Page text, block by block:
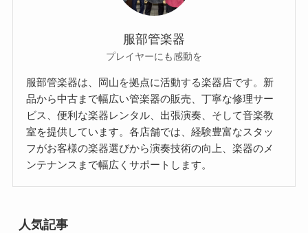
服部管楽器
プレイヤーにも感動を
服部管楽器は、岡山を拠点に活動する楽器店です。新
品から中古まで幅広い管楽器の販売、丁寧な修理サー
ビス、便利な楽器レンタル、出張演奏、そして音楽教
室を提供しています。各店舗では、経験豊富なスタッ
フがお客様の楽器選びから演奏技術の向上、楽器のメ
ンテナンスまで幅広くサポートします。
人気記事